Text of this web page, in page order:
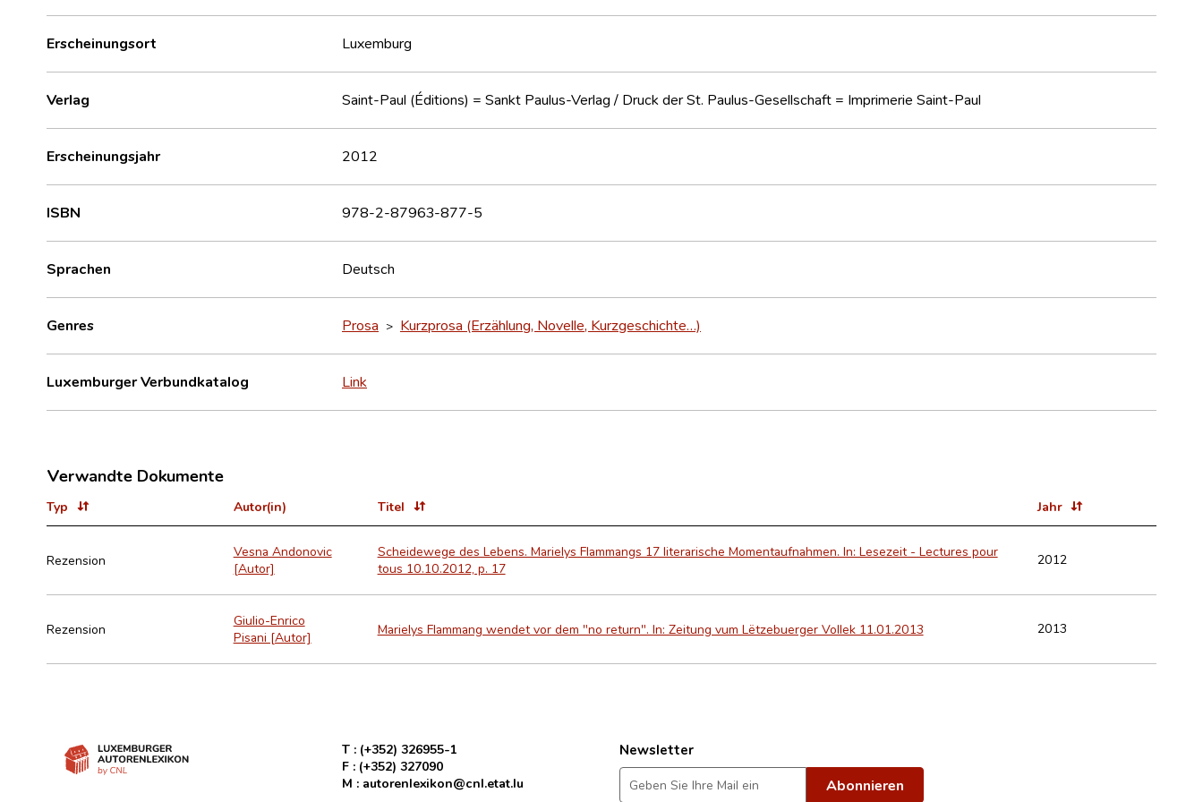
Erscheinungsort Luxemburg
Verlag Saint-Paul (Éditions) = Sankt Paulus-Verlag / Druck der St. Paulus-Gesellschaft = Imprimerie Saint-Paul
Erscheinungsjahr 2012
ISBN 978-2-87963-877-5
Sprachen Deutsch
Genres Prosa > Kurzprosa (Erzählung, Novelle, Kurzgeschichte…)
Luxemburger Verbundkatalog Link
Verwandte Dokumente
Typ Autor(in) Titel Jahr
Rezension
Vesna Andonovic
[Autor]
Scheidewege des Lebens. Marielys Flammangs 17 literarische Momentaufnahmen. In: Lesezeit - Lectures pour
tous 10.10.2012, p. 17
2012
Rezension
Giulio-Enrico
Pisani [Autor]
Marielys Flammang wendet vor dem "no return". In: Zeitung vum Lëtzebuerger Vollek 11.01.2013 2013
T : (+352) 326955-1
F : (+352) 327090
M : autorenlexikon@cnl.etat.lu
Newsletter